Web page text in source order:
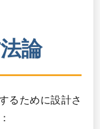
論
るために設計さ